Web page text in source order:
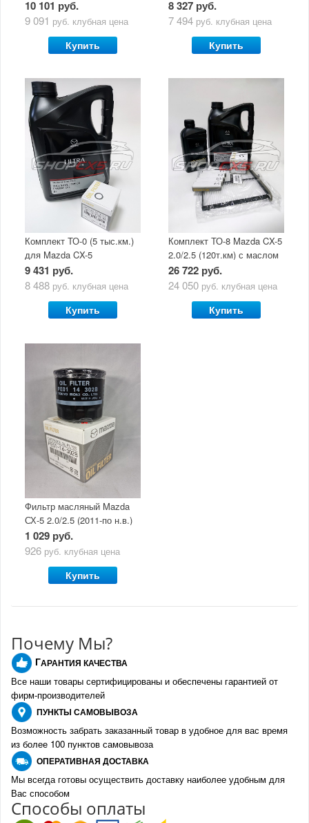
(5 л)
10 101 руб.
9 091 руб. клубная цена
Купить
8 327 руб.
7 494 руб. клубная цена
Купить
Комплект ТО-0 (5 тыс.км.)
для Mazda CX-5
(двигатель 2.0/2.5) с
маслом Mazda Original Oil
9 431 руб.
8 488 руб. клубная цена
Купить
Комплект ТО-8 Mazda CX-5
2.0/2.5 (120т.км) с маслом
Mazda Original Oil Ultra
5W30
26 722 руб.
24 050 руб. клубная цена
Купить
Фильтр масляный Mazda
СХ-5 2.0/2.5 (2011-по н.в.)
1 029 руб.
926 руб. клубная цена
Купить
Почему Мы?
ГАРАНТИЯ КАЧЕСТВА
Все наши товары сертифицированы и обеспечены гарантией от
фирм-производителей
ПУНКТЫ САМОВЫВОЗА
Возможность забрать заказанный товар в удобное для вас время
из более 100 пунктов самовывоза
ОПЕРАТИВНАЯ ДОСТАВКА
Мы всегда готовы осуществить доставку наиболее удобным для
Вас способом
Способы оплаты